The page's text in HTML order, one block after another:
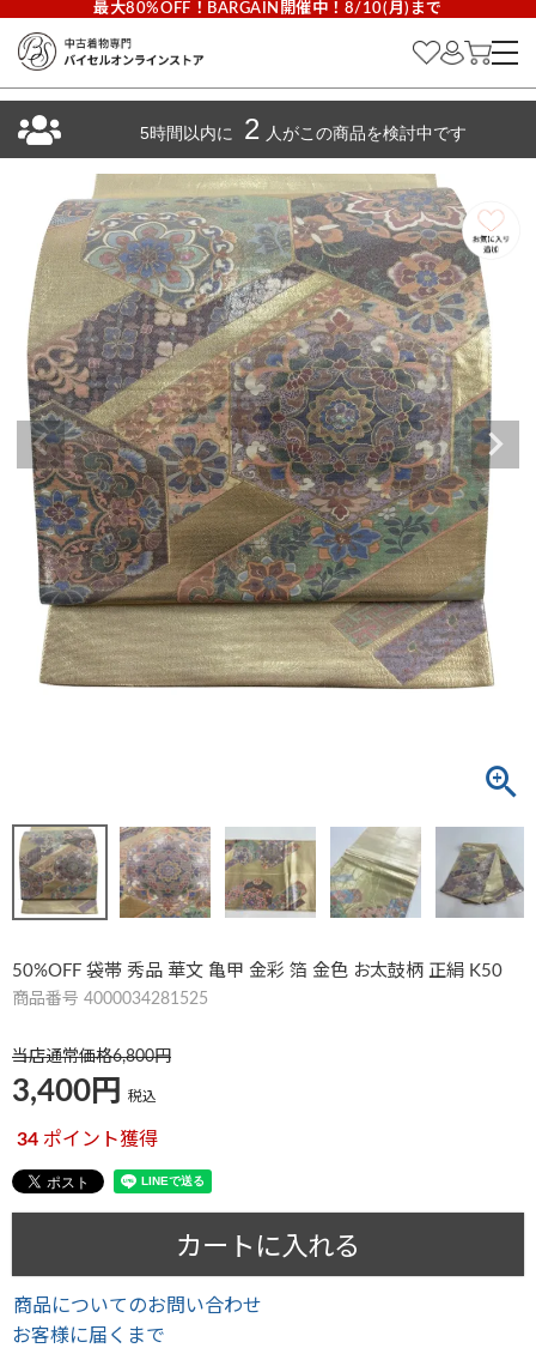
最大80%OFF！BARGAIN開催中！8/10(月)まで
50%OFF 袋帯 秀品 華文 亀甲 金彩 箔 金色 お太鼓柄 正絹 K50
商品番号 4000034281525
当店通常価格6,800
3,400 税込
34 ポイント獲得
カートに入れる
商品についてのお問い合わせ
お客様に届くまで
5時間以内に 2 人がこの商品を検討中です